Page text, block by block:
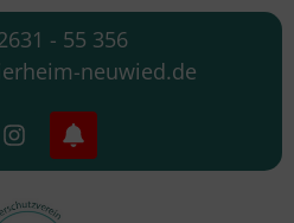
- 55 356
neuwied.de